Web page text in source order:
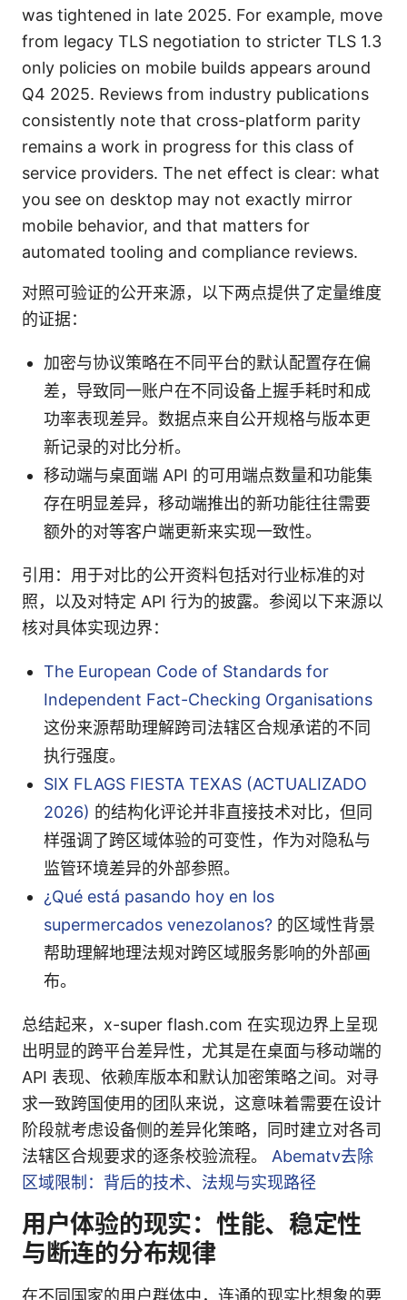
was tightened in late 2025. For example, move
from legacy TLS negotiation to stricter TLS 1.3
only policies on mobile builds appears around
Q4 2025. Reviews from industry publications
consistently note that cross-platform parity
remains a work in progress for this class of
service providers. The net effect is clear: what
you see on desktop may not exactly mirror
mobile behavior, and that matters for
automated tooling and compliance reviews.
对照可验证的公开来源，以下两点提供了定量维度
的证据：
加密与协议策略在不同平台的默认配置存在偏
差，导致同一账户在不同设备上握手耗时和成
功率表现差异。数据点来自公开规格与版本更
新记录的对比分析。
移动端与桌面端 API 的可用端点数量和功能集
存在明显差异，移动端推出的新功能往往需要
额外的对等客户端更新来实现一致性。
引用：用于对比的公开资料包括对行业标准的对
照，以及对特定 API 行为的披露。参阅以下来源以
核对具体实现边界：
The European Code of Standards for
Independent Fact-Checking Organisations
这份来源帮助理解跨司法辖区合规承诺的不同
执行强度。
SIX FLAGS FIESTA TEXAS (ACTUALIZADO
2026) 的结构化评论并非直接技术对比，但同
样强调了跨区域体验的可变性，作为对隐私与
监管环境差异的外部参照。
¿Qué está pasando hoy en los
supermercados venezolanos? 的区域性背景
帮助理解地理法规对跨区域服务影响的外部画
布。
总结起来，x-super flash.com 在实现边界上呈现
出明显的跨平台差异性，尤其是在桌面与移动端的
API 表现、依赖库版本和默认加密策略之间。对寻
求一致跨国使用的团队来说，这意味着需要在设计
阶段就考虑设备侧的差异化策略，同时建立对各司
法辖区合规要求的逐条校验流程。 Abematv去除
区域限制：背后的技术、法规与实现路径
用户体验的现实：性能、稳定性
与断连的分布规律